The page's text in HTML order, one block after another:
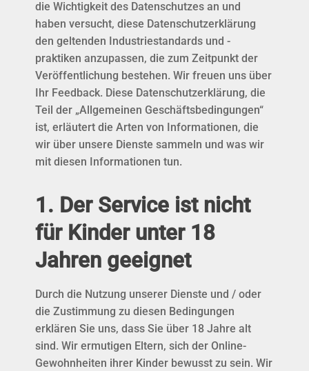
die Wichtigkeit des Datenschutzes an und
haben versucht, diese Datenschutzerklärung
den geltenden Industriestandards und -
praktiken anzupassen, die zum Zeitpunkt der
Veröffentlichung bestehen. Wir freuen uns über
Ihr Feedback. Diese Datenschutzerklärung, die
Teil der „Allgemeinen Geschäftsbedingungen“
ist, erläutert die Arten von Informationen, die
wir über unsere Dienste sammeln und was wir
mit diesen Informationen tun.
1. Der Service ist nicht
für Kinder unter 18
Jahren geeignet
Durch die Nutzung unserer Dienste und / oder
die Zustimmung zu diesen Bedingungen
erklären Sie uns, dass Sie über 18 Jahre alt
sind. Wir ermutigen Eltern, sich der Online-
Gewohnheiten ihrer Kinder bewusst zu sein. Wir